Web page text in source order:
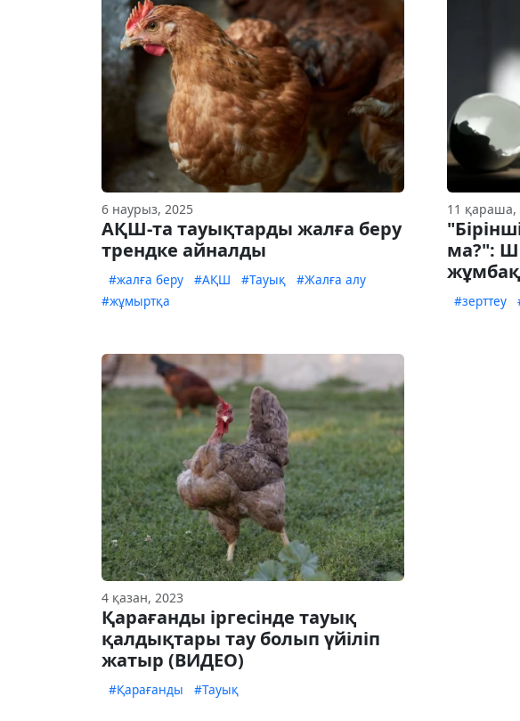
6 наурыз, 2025
АҚШ-та тауықтарды жалға беру
трендке айналды
#жалға беру #АҚШ #Тауық
#Жалға алу
#жұмыртқа
11 қараша,
ма?":
#зерттеу
4 қазан, 2023
Қарағанды іргесінде тауық
қалдықтары тау болып үйіліп
жатыр (ВИДЕО)
#Қарағанды #Тауық